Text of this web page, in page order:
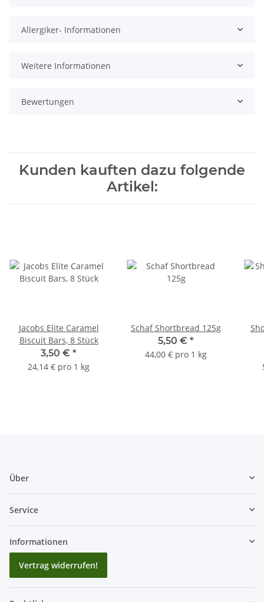
Allergiker- Informationen
Weitere Informationen
Bewertungen
Kunden kauften dazu folgende
Artikel:
Jacobs Elite Caramel
Biscuit Bars, 8 Stück
3,50 € *
24,14 € pro 1 kg
Schaf Shortbread 125g
5,50 € *
44,00 € pro 1 kg
Über
Service
Informationen
Vertrag widerrufen!